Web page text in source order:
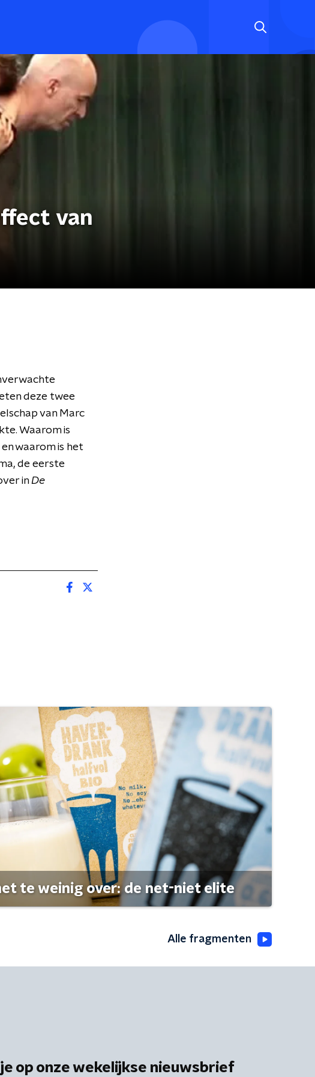
van
deze twee
van Marc
Waarom is
waarom is het
de eerste
inDe
te weinig over: de net-niet elite
Alle fragmenten
op onze wekelijkse nieuwsbrief